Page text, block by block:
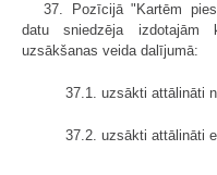
37. Pozīcijā "Kartēm
datu sniedzēja izdotajām
uzsākšanas veida dalījumā:
37.1. uzsākti attālināti
37.2. uzsākti attālināti